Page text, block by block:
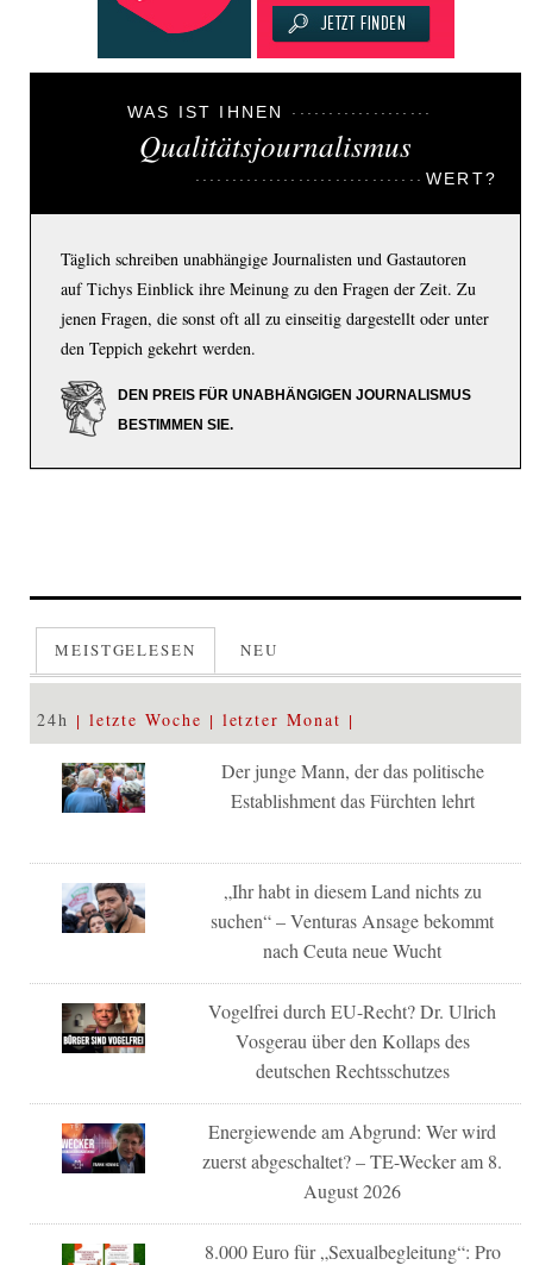
WAS IST IHNEN
Qualitätsjournalismus
WERT?
Täglich schreiben unabhängige Journalisten und Gastautoren
auf Tichys Einblick ihre Meinung zu den Fragen der Zeit. Zu
jenen Fragen, die sonst oft all zu einseitig dargestellt oder unter
den Teppich gekehrt werden.
DEN PREIS FÜR UNABHÄNGIGEN JOURNALISMUS
BESTIMMEN SIE.
MEISTGELESEN NEU
24h letzte Woche letzter Monat
Der junge Mann, der das politische
Establishment das Fürchten lehrt
„Ihr habt in diesem Land nichts zu
suchen“ – Venturas Ansage bekommt
nach Ceuta neue Wucht
Vogelfrei durch EU-Recht? Dr. Ulrich
Vosgerau über den Kollaps des
deutschen Rechtsschutzes
Energiewende am Abgrund: Wer wird
zuerst abgeschaltet? – TE-Wecker am 8.
August 2026
8.000 Euro für „Sexualbegleitung“: Pro